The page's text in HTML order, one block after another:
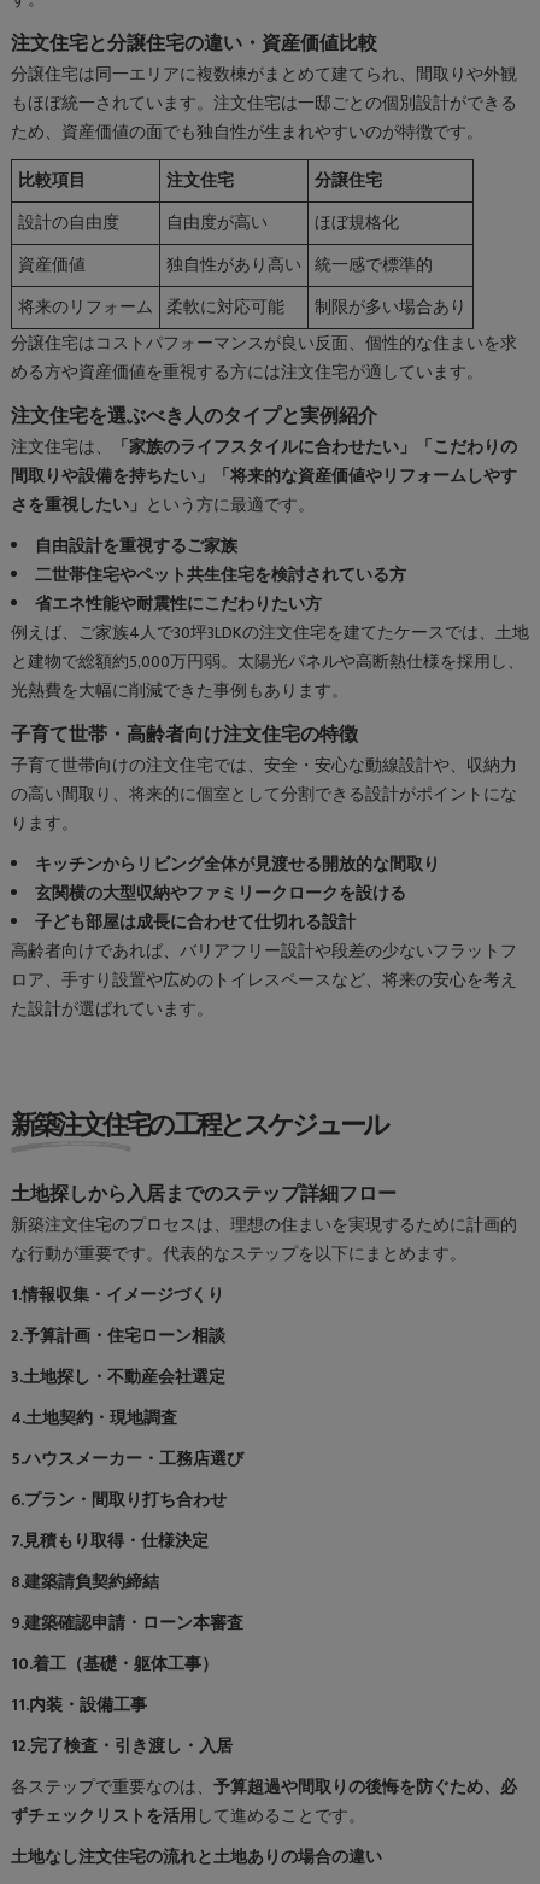
注文住宅と分譲住宅の違い・資産価値比較
分譲住宅は同一エリアに複数棟がまとめて建てられ、間取りや外観
もほぼ統一されています。注文住宅は一邸ごとの個別設計ができる
ため、資産価値の面でも独自性が生まれやすいのが特徴です。
比較項目
注文住宅
分譲住宅
設計の自由度
自由度が高い
ほぼ規格化
資産価値
独自性があり高い 統一感で標準的
将来のリフォーム 柔軟に対応可能
制限が多い場合あり
分譲住宅はコストパフォーマンスが良い反面、個性的な住まいを求
める方や資産価値を重視する方には注文住宅が適しています。
注文住宅を選ぶべき人のタイプと実例紹介
注文住宅は、
「家族のライフスタイルに合わせたい」「こだわりの
間取りや設備を持ちたい」「将来的な資産価値やリフォームしやす
さを重視したい」 という方に最適です。
自由設計を重視するご家族
二世帯住宅やペット共生住宅を検討されている方
省エネ性能や耐震性にこだわりたい方
例えば、ご家族4人で30坪3LDKの注文住宅を建てたケースでは、土地
と建物で総額約5,000万円弱。太陽光パネルや高断熱仕様を採用し、
光熱費を大幅に削減できた事例もあります。
子育て世帯・高齢者向け注文住宅の特徴
子育て世帯向けの注文住宅では、安全・安心な動線設計や、収納力
の高い間取り、将来的に個室として分割できる設計がポイントにな
ります。
キッチンからリビング全体が見渡せる開放的な間取り
玄関横の大型収納やファミリークロークを設ける
子ども部屋は成長に合わせて仕切れる設計
高齢者向けであれば、バリアフリー設計や段差の少ないフラットフ
ロア、手すり設置や広めのトイレスペースなど、将来の安心を考え
た設計が選ばれています。
新築注文住宅の工程とスケジュール
土地探しから入居までのステップ詳細フロー
新築注文住宅のプロセスは、理想の住まいを実現するために計画的
な行動が重要です。代表的なステップを以下にまとめます。
1.情報収集・イメージづくり
2.予算計画・住宅ローン相談
3.土地探し・不動産会社選定
4.土地契約・現地調査
5.ハウスメーカー・工務店選び
6.プラン・間取り打ち合わせ
7.見積もり取得・仕様決定
8.建築請負契約締結
9.建築確認申請・ローン本審査
10.着工（基礎・躯体工事）
11.内装・設備工事
12.完了検査・引き渡し・入居
各ステップで重要なのは、 予算超過や間取りの後悔を防ぐため、必
ずチェックリストを活用して進めることです。
土地なし注文住宅の流れと土地ありの場合の違い